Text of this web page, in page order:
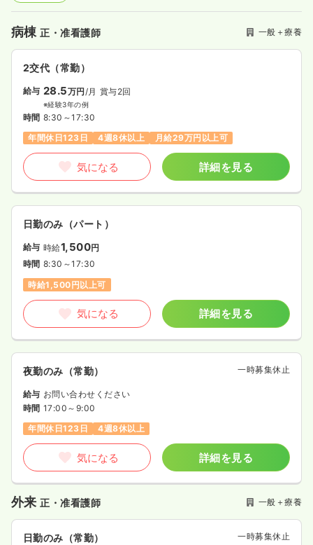
病棟正・准看護師 一般＋療養
2交代（常勤）
給与 28.5万円/月 賞与2回
※経験3年の例
時間 8:30～17:30
年間休日123日
4週8休以上 月給29万円以上可
気になる 詳細を見る
日勤のみ（パート）
給与 時給1,500円
時間 8:30～17:30
時給1,500円以上可
気になる 詳細を見る
夜勤のみ（常勤） 一時募集休止
給与 お問い合わせください
時間 17:00～9:00
年間休日123日
4週8休以上
気になる 詳細を見る
外来正・准看護師 一般＋療養
日勤のみ（常勤） 一時募集休止